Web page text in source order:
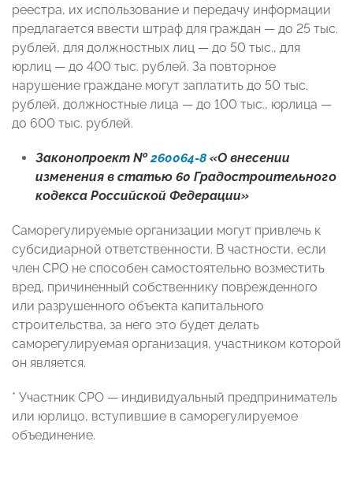
реестра, их использование и передачу информации
предлагается ввести штраф для граждан — до 25 тыс.
рублей, для должностных лиц — до 50 тыс., для
юрлиц — до 400 тыс. рублей​​​. За повторное
нарушение граждане могут заплатить до 50 тыс.
рублей, должностные лица — до 100 тыс., юрлица —
до 600 тыс. рублей.
Законопроект №260064-8 «О внесении
изменения в статью 60 Градостроительного
кодекса Российской Федерации»
Саморегулируемые организации могут привлечь к
субсидиарной ответственности. В частности, если
член СРО не способен самостоятельно возместить
вред, причиненный собственнику поврежденного
или разрушенного объекта капитального
строительства, за него это будет делать
саморегулируемая организация, участником которой
он является.
* Участник СРО — индивидуальный предприниматель
или юрлицо, вступившие в саморегулируемое
объединение.